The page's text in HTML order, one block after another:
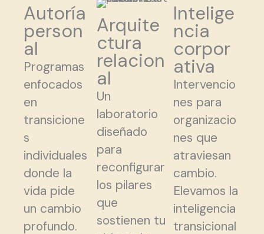
Autoría
person
al
Programas
enfocados
en
transicione
s
individuales
donde la
vida pide
un cambio
profundo.
Arquite
ctura
relacion
al
Un
laboratorio
diseñado
para
reconfigurar
los pilares
que
sostienen tu
Intelige
ncia
corpor
ativa
Intervencio
nes para
organizacio
nes que
atraviesan
cambio.
Elevamos la
inteligencia
transicional